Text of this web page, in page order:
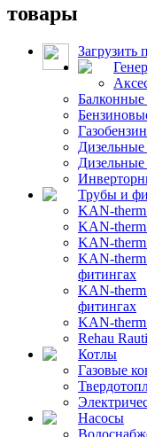
товары
Загрузить
Балконные
Дизельные
Дизельные
Трубы и
KAN-
KAN-therm
KAN-
KAN-therm
фитингах
KAN-therm
фитингах
KAN-therm
Rehau
Котлы
Газовые
Насосы